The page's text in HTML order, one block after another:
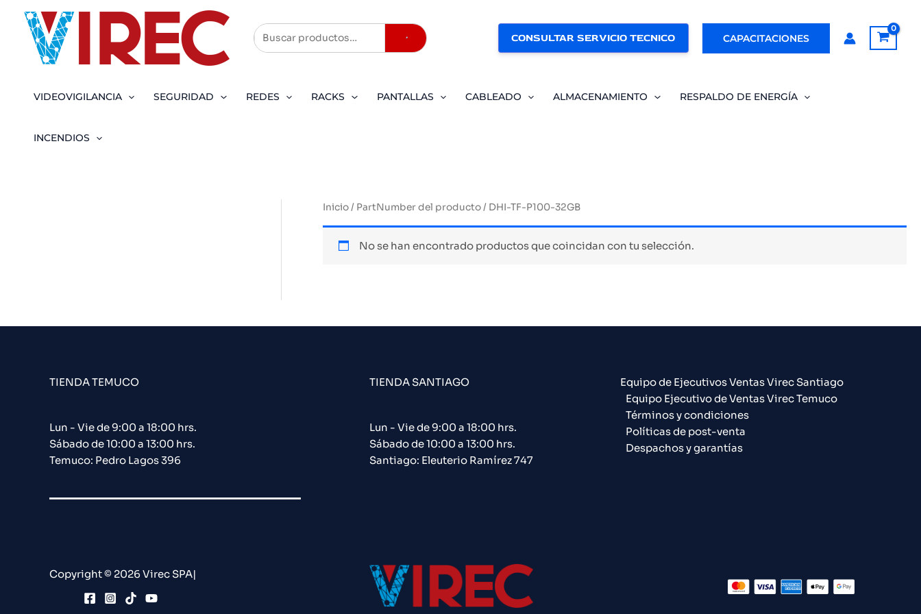
contenido
Buscar CONSULTAR SERVICIO TECNICO CAPACITACIONES
VIDEOVIGILANCIA SEGURIDAD REDES RACKS PANTALLAS CABLEADO ALMACENAMIENTO RESPALDO DE ENERGÍA
INCENDIOS
Inicio/ PartNumber del producto / DHI-TF-P100-32GB
No se han encontrado productos que coincidan con tu selección.
TIENDA TEMUCO
Lun - Vie de 9:00 a 18:00 hrs.
Sábado de 10:00 a 13:00 hrs.
Temuco: Pedro Lagos 396
TIENDA SANTIAGO
Lun - Vie de 9:00 a 18:00 hrs.
Sábado de 10:00 a 13:00 hrs.
Santiago: Eleuterio Ramírez 747​
Equipo de Ejecutivos Ventas Virec Santiago
Equipo Ejecutivo de Ventas Virec Temuco
Términos y condiciones
Políticas de post-venta
Despachos y garantías
Copyright © 2026 Virec SPA|